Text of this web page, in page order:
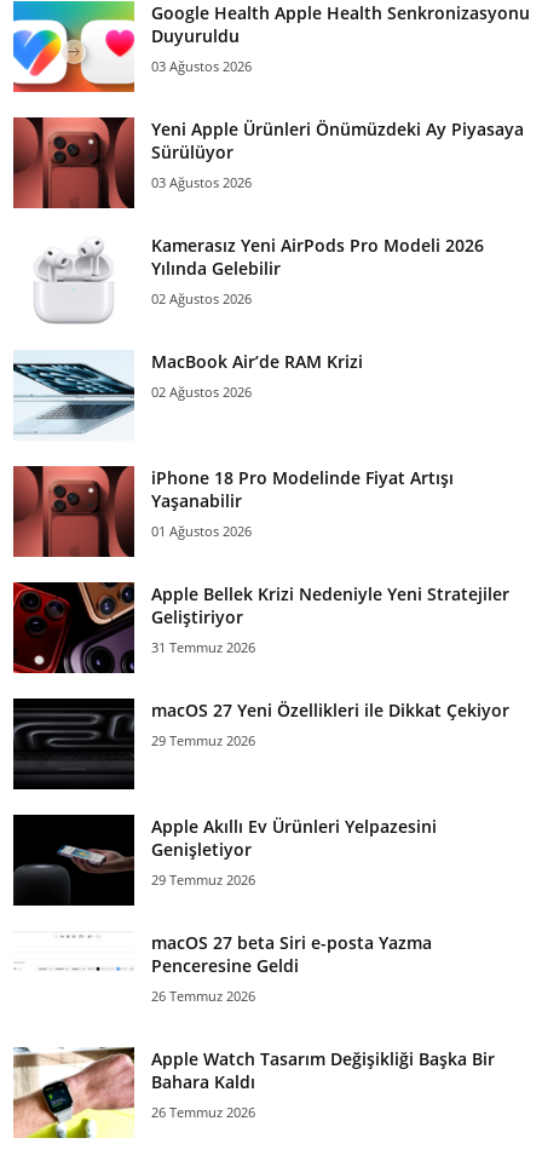
Google Health Apple Health Senkronizasyonu
Duyuruldu
03 Ağustos 2026
Yeni Apple Ürünleri Önümüzdeki Ay Piyasaya
Sürülüyor
03 Ağustos 2026
Kamerasız Yeni AirPods Pro Modeli 2026
Yılında Gelebilir
02 Ağustos 2026
MacBook Air’de RAM Krizi
02 Ağustos 2026
iPhone 18 Pro Modelinde Fiyat Artışı
Yaşanabilir
01 Ağustos 2026
Apple Bellek Krizi Nedeniyle Yeni Stratejiler
Geliştiriyor
31 Temmuz 2026
macOS 27 Yeni Özellikleri ile Dikkat Çekiyor
29 Temmuz 2026
Apple Akıllı Ev Ürünleri Yelpazesini
Genişletiyor
29 Temmuz 2026
macOS 27 beta Siri e-posta Yazma
Penceresine Geldi
26 Temmuz 2026
Apple Watch Tasarım Değişikliği Başka Bir
Bahara Kaldı
26 Temmuz 2026